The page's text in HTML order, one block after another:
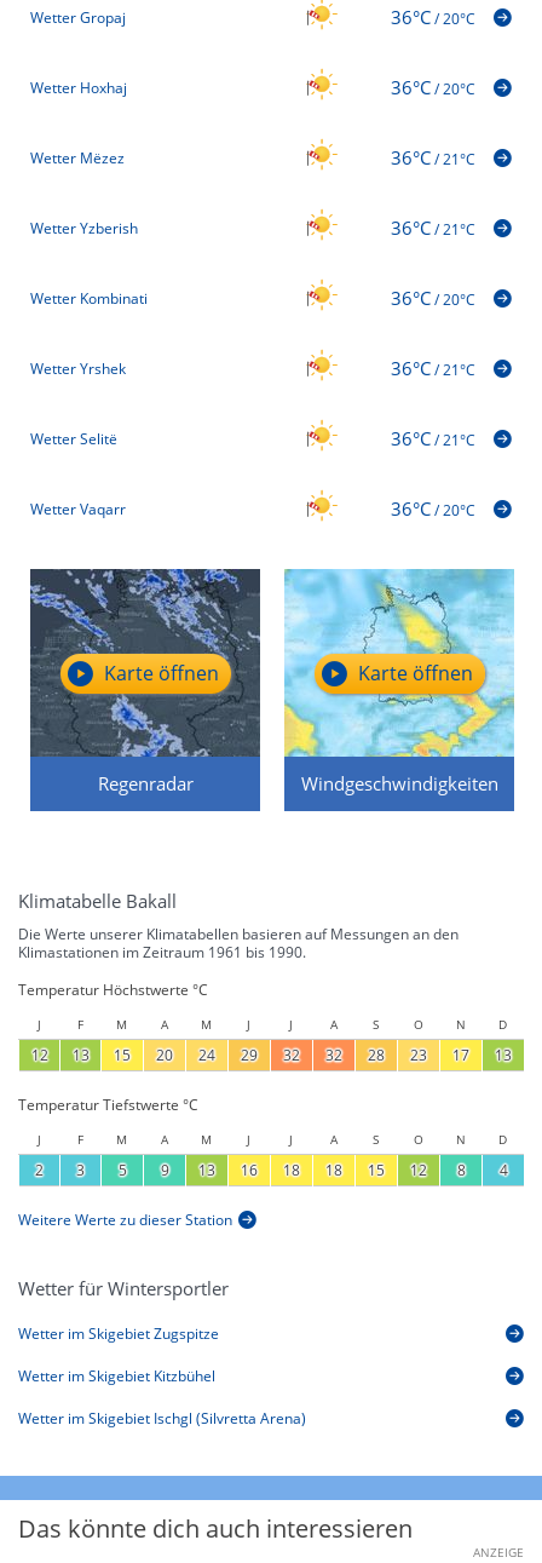
Wetter Gropaj 36°C/20°C
Wetter Hoxhaj 36°C/20°C
Wetter Mëzez 36°C/21°C
Wetter Yzberish 36°C/21°C
Wetter Kombinati 36°C/20°C
Wetter Yrshek 36°C/21°C
Wetter Selitë 36°C/21°C
Wetter Vaqarr 36°C/20°C
Regenradar
Karte öffnen
Windgeschwindigkeiten
Karte öffnen
Klimatabelle Bakall
Die Werte unserer Klimatabellen basieren auf Messungen an den
Klimastationen im Zeitraum 1961 bis 1990.
Temperatur Höchstwerte °C
J F M A M J J A S O N D
12 13 15 20 24 29 32 32 28 23 17 13
Temperatur Tiefstwerte °C
J F M A M J J A S O N D
2 3 5 9 13 16 18 18 15 12 8 4
Weitere Werte zu dieser Station
Wetter für Wintersportler
Wetter im Skigebiet Zugspitze
Wetter im Skigebiet Kitzbühel
Wetter im Skigebiet Ischgl (Silvretta Arena)
Das könnte dich auch interessieren
ANZEIGE